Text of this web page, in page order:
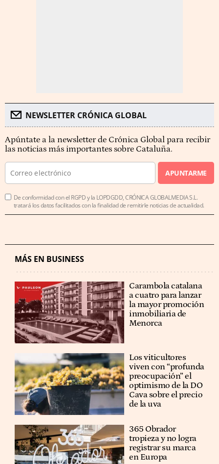
NEWSLETTER CRÓNICA GLOBAL
Apúntate a la newsletter de Crónica Global para recibir
las noticias más importantes sobre Cataluña.
APUNTARME
De conformidad con el RGPD y la LOPDGDD, CRÓNICA GLOBALMEDIA S.L.
tratará los datos facilitados con la finalidad de remitirle noticias de actualidad.
MÁS EN BUSINESS
Carambola catalana
a cuatro para lanzar
la mayor promoción
inmobiliaria de
Menorca
Los viticultores
viven con “profunda
preocupación” el
optimismo de la DO
Cava sobre el precio
de la uva
365 Obrador
tropieza y no logra
registrar su marca
en Europa